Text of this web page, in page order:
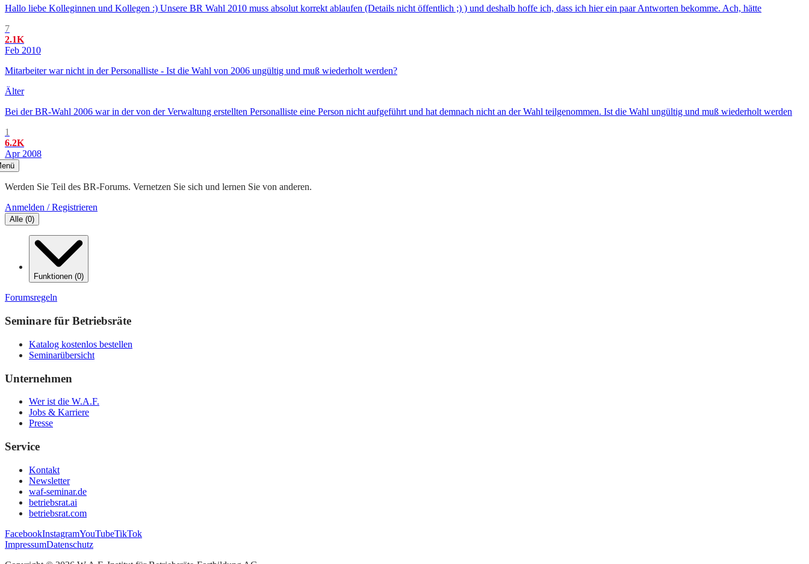
Hallo liebe Kolleginnen und Kollegen :) Unsere BR Wahl 2010 muss absolut korrekt ablaufen (Details nicht öffentlich ;) ) und deshalb hoffe ich, dass ich hier ein paar Antworten bekomme. Ach, hätte
7
2.1K
Feb 2010
Mitarbeiter war nicht in der Personalliste - Ist die Wahl von 2006 ungültig und muß wiederholt werden?
Älter
Bei der BR-Wahl 2006 war in der von der Verwaltung erstellten Personalliste eine Person nicht aufgeführt und hat demnach nicht an der Wahl teilgenommen. Ist die Wahl ungültig und muß wiederholt werden
1
6.2K
Apr 2008
Werden Sie Teil des BR-Forums. Vernetzen Sie sich und lernen Sie von anderen.
Anmelden / Registrieren
Alle (0)
Funktionen (0)
Forumsregeln
Seminare für Betriebsräte
Katalog kostenlos bestellen
Seminarübersicht
Unternehmen
Wer ist die W.A.F.
Jobs & Karriere
Presse
Service
Kontakt
Newsletter
waf-seminar.de
betriebsrat.ai
betriebsrat.com
FacebookInstagramYouTubeTikTok
ImpressumDatenschutz